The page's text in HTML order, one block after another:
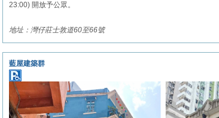
23:00) 開放予公眾。
地址： 灣仔莊士敦道60至66號
藍屋建築群